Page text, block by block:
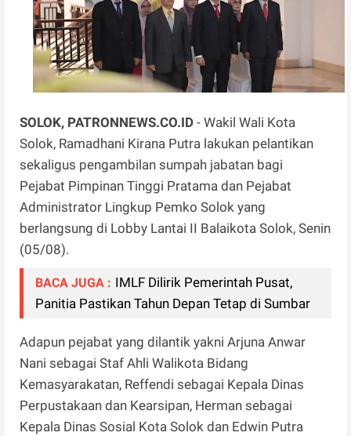
SOLOK, PATRONNEWS.CO.ID - Wakil Wali Kota
Solok, Ramadhani Kirana Putra lakukan pelantikan
sekaligus pengambilan sumpah jabatan bagi
Pejabat Pimpinan Tinggi Pratama dan Pejabat
Administrator Lingkup Pemko Solok yang
berlangsung di Lobby Lantai II Balaikota Solok, Senin
(05/08).
BACA JUGA : IMLF Dilirik Pemerintah Pusat,
Panitia Pastikan Tahun Depan Tetap di Sumbar
Adapun pejabat yang dilantik yakni Arjuna Anwar
Nani sebagai Staf Ahli Walikota Bidang
Kemasyarakatan, Reffendi sebagai Kepala Dinas
Perpustakaan dan Kearsipan, Herman sebagai
Kepala Dinas Sosial Kota Solok dan Edwin Putra